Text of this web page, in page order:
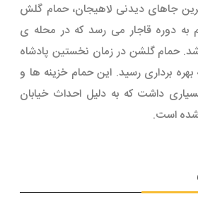
ترین جاهای دیدنی لاهیجان، حمام گلش
دوره قاجار می رسد که در محله ی
حمام گلشن در زمان نخستین پادشاه
برداری رسید. این حمام خزینه ها و
داشت که به دلیل احداث خیابان
شده است.